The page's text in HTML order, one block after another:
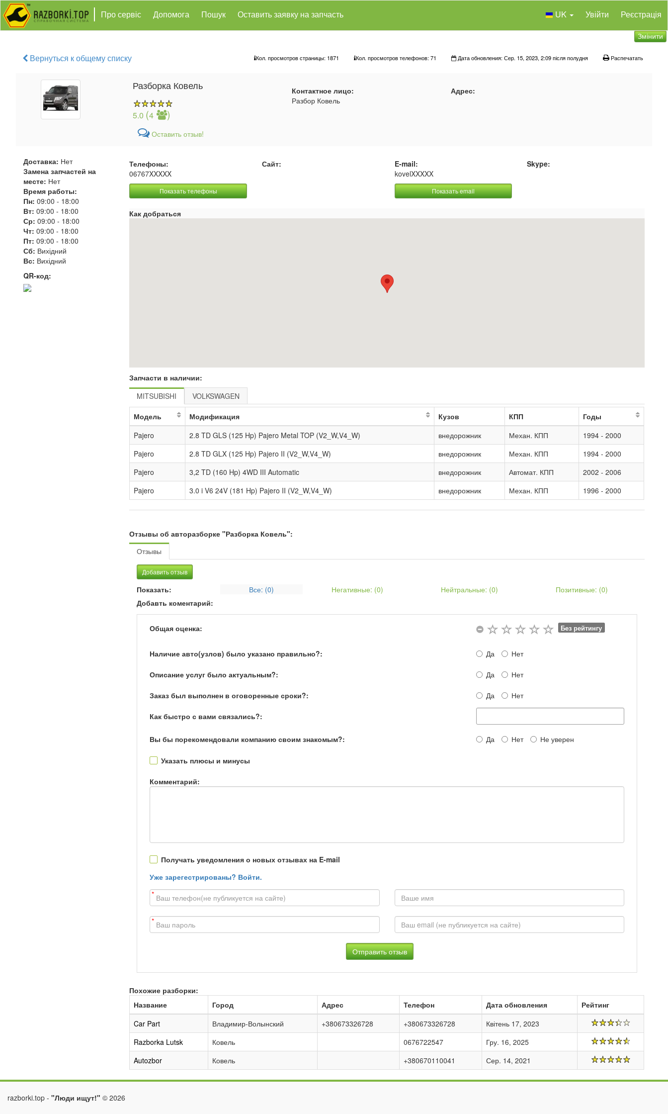
Про сервіс Допомога Пошук Оставить заявку на запчасть UK Увійти Реєстрація
Змінити
Вернуться к общему списку Кол. просмотров страницы: 1871 Кол. просмотров телефонов: 71 Дата обновления: Сер. 15, 2023, 2:09 після полудня Распечатать
Разборка Ковель
5.0 (4 )
Оставить отзыв!
Контактное лицо:
Разбор Ковель
Адрес:
Доставка: Нет
Замена запчастей на
месте: Нет
Время работы:
Пн: 09:00 - 18:00
Вт: 09:00 - 18:00
Ср: 09:00 - 18:00
Чт: 09:00 - 18:00
Пт: 09:00 - 18:00
Сб: Вихідний
Вс: Вихідний
QR-код:
Телефоны:
06767XXXXX
Показать телефоны
Сайт:
E-mail:
kovelXXXXX
Показать email
Skype:
Как добраться
Запчасти в наличии:
MITSUBISHI
VOLKSWAGEN
Модель Модификация Кузов КПП
Годы
Pajero
2.8 TD GLS (125 Hp) Pajero Metal TOP (V2_W,V4_W) внедорожник Механ. КПП
1994 - 2000
Pajero
2.8 TD GLX (125 Hp) Pajero II (V2_W,V4_W) внедорожник Механ. КПП
1994 - 2000
Pajero
3,2 TD (160 Hp) 4WD III Automatic внедорожник Автомат. КПП
2002 - 2006
Pajero
3.0 i V6 24V (181 Hp) Pajero II (V2_W,V4_W) внедорожник Механ. КПП 1996 - 2000
Отзывы об авторазборке "Разборка Ковель":
Отзывы
Добавить отзыв
Показать: Все: (0) Негативные: (0) Нейтральные: (0) Позитивные: (0)
Добавть коментарий:
Общая оценка: Без рейтингу
Наличие авто(узлов) было указано правильно?: Да Нет
Описание услуг было актуальным?: Да Нет
Заказ был выполнен в оговоренные сроки?: Да Нет
Как быстро с вами связались?:
Вы бы порекомендовали компанию своим знакомым?: Да Нет Не уверен
Указать плюсы и минусы
Комментарий:
Получать уведомления о новых отзывах на E-mail
Уже зарегестрированы? Войти.
*
*
Похожие разборки:
Название
Город Адрес Телефон Дата обновления
Рейтинг
Car Part
Владимир-Волынский +380673326728 +380673326728
Квітень 17, 2023
Razborka Lutsk
Ковель 0676722547
Гру. 16, 2025
Autozbor
Ковель +380670110041 Сер. 14, 2021
razborki.top - "Люди ищут!" © 2026